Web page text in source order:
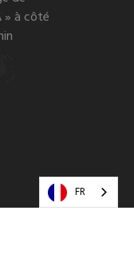
» à côté
FR